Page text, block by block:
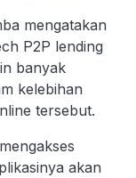
mengatakan
P2P lending
banyak
kelebihan
tersebut.
akan